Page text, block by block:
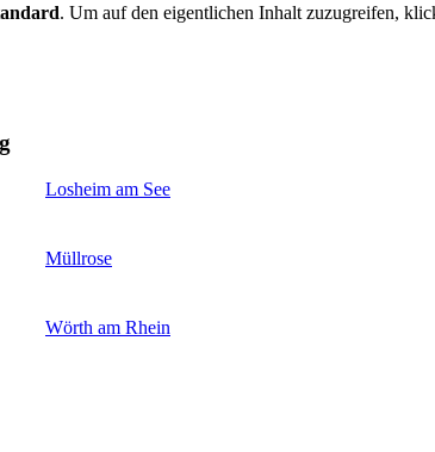
. Um auf den eigentlichen Inhalt zuzugreifen,
Losheim am See
Müllrose
Wörth am Rhein